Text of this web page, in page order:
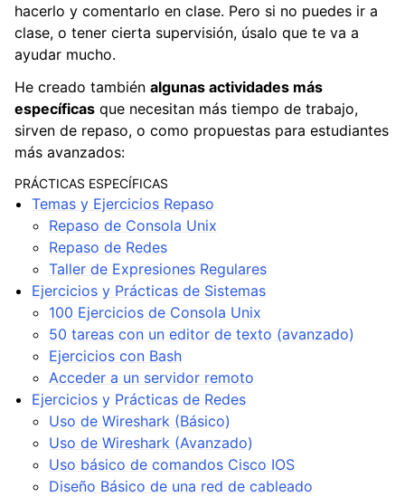
hacerlo y comentarlo en clase. Pero si no puedes ir a
clase, o tener cierta supervisión, úsalo que te va a
ayudar mucho.
He creado también algunas actividades más
específicas que necesitan más tiempo de trabajo,
sirven de repaso, o como propuestas para estudiantes
más avanzados:
PRÁCTICAS ESPECÍFICAS
Temas y Ejercicios Repaso
Repaso de Consola Unix
Repaso de Redes
Taller de Expresiones Regulares
Ejercicios y Prácticas de Sistemas
100 Ejercicios de Consola Unix
50 tareas con un editor de texto (avanzado)
Ejercicios con Bash
Acceder a un servidor remoto
Ejercicios y Prácticas de Redes
Uso de Wireshark (Básico)
Uso de Wireshark (Avanzado)
Uso básico de comandos Cisco IOS
Diseño Básico de una red de cableado